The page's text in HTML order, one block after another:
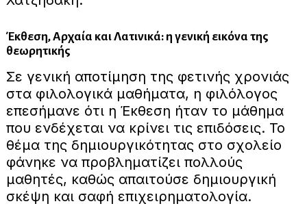
Έκθεση, Αρχαία και Λατινικά: η γενική εικόνα της
θεωρητικής
Σε γενική αποτίμηση της φετινής χρονιάς
στα φιλολογικά μαθήματα, η φιλόλογος
επεσήμανε ότι η Έκθεση ήταν το μάθημα
που ενδέχεται να κρίνει τις επιδόσεις. Το
θέμα της δημιουργικότητας στο σχολείο
φάνηκε να προβληματίζει πολλούς
μαθητές, καθώς απαιτούσε δημιουργική
σκέψη και σαφή επιχειρηματολογία.